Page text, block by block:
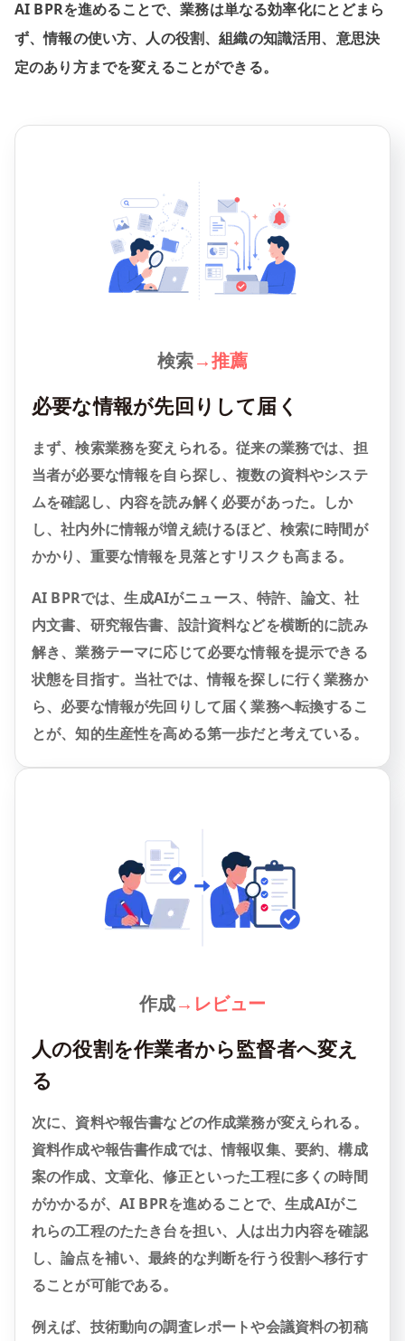
AI BPRを進めることで、業務は単なる効率化にとどまら
ず、情報の使い方、人の役割、組織の知識活用、意思決
定のあり方までを変えることができる。
検索→推薦
必要な情報が先回りして届く
まず、検索業務を変えられる。従来の業務では、担
当者が必要な情報を自ら探し、複数の資料やシステ
ムを確認し、内容を読み解く必要があった。しか
し、社内外に情報が増え続けるほど、検索に時間が
かかり、重要な情報を見落とすリスクも高まる。
AI BPRでは、生成AIがニュース、特許、論文、社
内文書、研究報告書、設計資料などを横断的に読み
解き、業務テーマに応じて必要な情報を提示できる
状態を目指す。当社では、情報を探しに行く業務か
ら、必要な情報が先回りして届く業務へ転換するこ
とが、知的生産性を高める第一歩だと考えている。
作成→ レビュー
人の役割を作業者から監督者へ変え
る
次に、資料や報告書などの作成業務が変えられる。
資料作成や報告書作成では、情報収集、要約、構成
案の作成、文章化、修正といった工程に多くの時間
がかかるが、AI BPRを進めることで、生成AIがこ
れらの工程のたたき台を担い、人は出力内容を確認
し、論点を補い、最終的な判断を行う役割へ移行す
ることが可能である。
例えば、技術動向の調査レポートや会議資料の初稿